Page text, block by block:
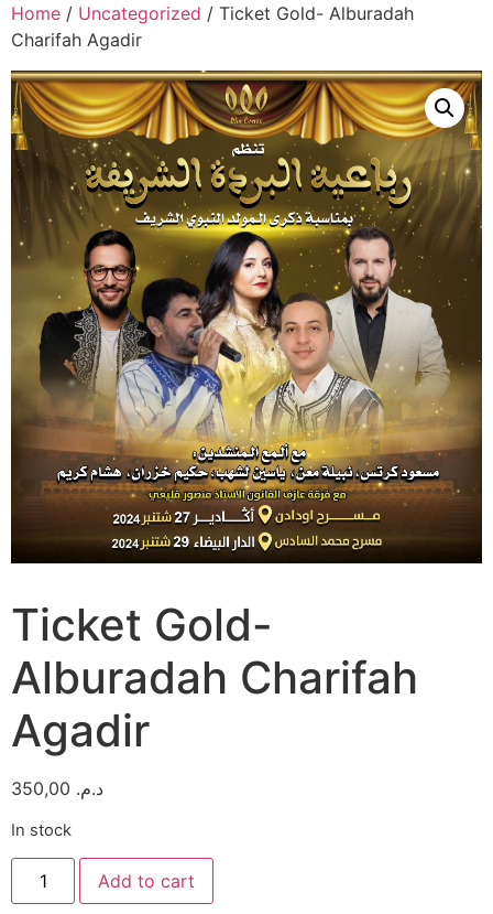
Skip
to
content
Home / Uncategorized / Ticket Gold- Alburadah
Charifah Agadir
Ticket Gold-
Alburadah Charifah
Agadir
د.م.
In stock
Ticket
Gold-
Alburadah
Add to cart